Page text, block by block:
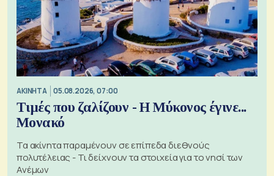
ΑΚΙΝΗΤΑ 05.08.2026, 07:00
Τιμές που ζαλίζουν - Η Μύκονος έγινε...
Μονακό
Τα ακίνητα παραμένουν σε επίπεδα διεθνούς
πολυτέλειας - Τι δείχνουν τα στοιχεία για το νησί των
Ανέμων